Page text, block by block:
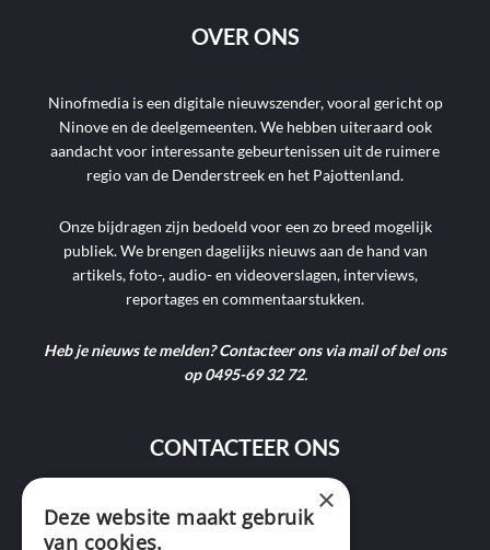
OVER ONS
Ninofmedia is een digitale nieuwszender, vooral gericht op
Ninove en de deelgemeenten. We hebben uiteraard ook
aandacht voor interessante gebeurtenissen uit de ruimere
regio van de Denderstreek en het Pajottenland.
Onze bijdragen zijn bedoeld voor een zo breed mogelijk
publiek. We brengen dagelijks nieuws aan de hand van
artikels, foto-, audio- en videoverslagen, interviews,
reportages en commentaarstukken.
Heb je nieuws te melden? Contacteer ons via mail of bel ons
op 0495-69 32 72.
CONTACTEER ONS
9400 Ninove ×
Deze website maakt gebruik
van cookies.